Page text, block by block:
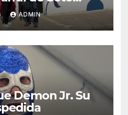
con la niñez del
ADMIN
Demon Jr. Su